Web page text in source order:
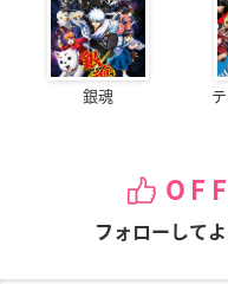
銀魂
フォローして